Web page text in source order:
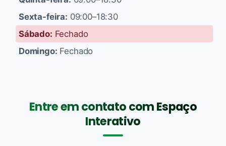
Sexta-feira: 09:00–18:30
Sábado: Fechado
Domingo: Fechado
Entre em contato com Espaço
Interativo